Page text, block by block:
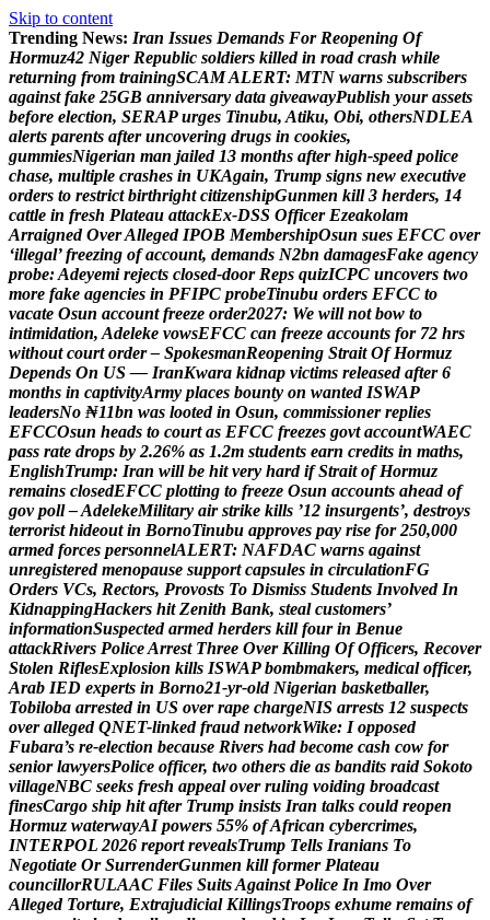
Skip to content
Trending News: Iran Issues Demands For Reopening Of
Hormuz42 Niger Republic soldiers killed in road crash while
returning from trainingSCAMALERT: MTN warns subscribers
against fake 25GB anniversary data giveawayPublish your assets
before election, SERAP urges Tinubu, Atiku, Obi, othersNDLEA
alerts parents after uncovering drugs in cookies,
gummiesNigerian man jailed 13 months after high-speed police
chase, multiple crashes in UKAgain, Trump signs new executive
orders to restrict birthright citizenshipGunmen kill 3 herders, 14
cattle in fresh Plateau attackEx-DSS Officer Ezeakolam
Arraigned OverAlleged IPOB MembershipOsun sues EFCC over
‘illegal’ freezing of account, demands N2bn damagesFake agency
probe:Adeyemi rejects closed-door Reps quizICPC uncovers two
more fake agencies in PFIPC probeTinubu orders EFCC to
vacate Osun account freeze order2027: We will not bow to
intimidation, Adeleke vowsEFCC can freeze accounts for 72 hrs
without court order – SpokesmanReopening Strait Of Hormuz
Depends On US — IranKwara kidnap victims released after 6
months in captivityArmy places bounty on wanted ISWAP
leadersNo ₦11bn was looted in Osun, commissioner replies
EFCCOsun heads to court as EFCC freezes govt accountWAEC
pass rate drops by 2.26% as 1.2m students earn credits in maths,
EnglishTrump: Iran will be hit very hard if Strait of Hormuz
remains closedEFCC plotting to freeze Osun accounts ahead of
gov poll –AdelekeMilitary air strike kills ’12 insurgents’, destroys
terrorist hideout in BornoTinubu approves pay rise for 250,000
armed forces personnelALERT: NAFDAC warns against
unregistered menopause support capsules in circulationFG
Orders VCs, Rectors, Provosts To Dismiss Students Involved In
KidnappingHackers hit Zenith Bank, steal customers’
informationSuspected armed herders kill four in Benue
attackRivers PoliceArrest Three Over Killing Of Officers, Recover
Stolen RiflesExplosion kills ISWAP bombmakers, medical officer,
Arab IED experts in Borno21-yr-old Nigerian basketballer,
Tobiloba arrested in US over rape chargeNIS arrests 12 suspects
over alleged QNET-linked fraud networkWike: I opposed
Fubara’s re-election because Rivers had become cash cow for
senior lawyersPolice officer, two others die as bandits raid Sokoto
villageNBC seeks fresh appeal over ruling voiding broadcast
finesCargo ship hit after Trump insists Iran talks could reopen
Hormuz waterwayAI powers 55% ofAfrican cybercrimes,
INTERPOL 2026 report revealsTrump Tells Iranians To
Negotiate Or SurrenderGunmen kill former Plateau
councillorRULAAC Files SuitsAgainst Police In Imo Over
Alleged Torture, Extrajudicial KillingsTroops exhume remains of